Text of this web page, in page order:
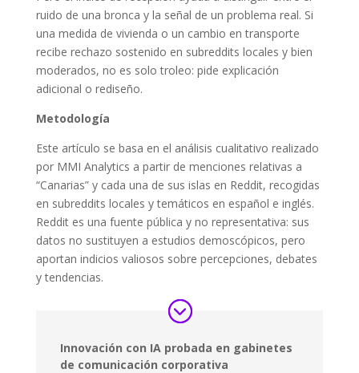
ruido de una bronca y la señal de un problema real. Si
una medida de vivienda o un cambio en transporte
recibe rechazo sostenido en subreddits locales y bien
moderados, no es solo troleo: pide explicación
adicional o rediseño.
Metodología
Este artículo se basa en el análisis cualitativo realizado
por MMI Analytics a partir de menciones relativas a
“Canarias” y cada una de sus islas en Reddit, recogidas
en subreddits locales y temáticos en español e inglés.
Reddit es una fuente pública y no representativa: sus
datos no sustituyen a estudios demoscópicos, pero
aportan indicios valiosos sobre percepciones, debates
y tendencias.
Innovación con IA probada en gabinetes
de comunicación corporativa